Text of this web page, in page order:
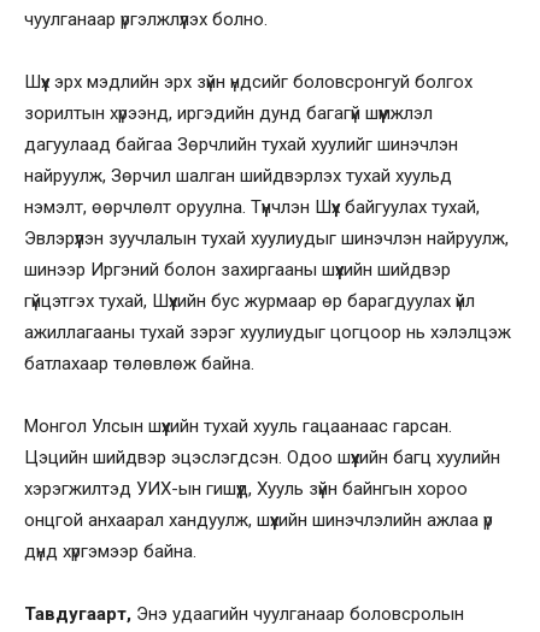
чуулганаар үргэлжлүүлэх болно.
Шүүх эрх мэдлийн эрх зүйн үндсийг боловсронгуй болгох
зорилтын хүрээнд, иргэдийн дунд багагүй шүүмжлэл
дагуулаад байгаа Зөрчлийн тухай хуулийг шинэчлэн
найруулж, Зөрчил шалган шийдвэрлэх тухай хуульд
нэмэлт, өөрчлөлт оруулна. Түүнчлэн Шүүх байгуулах тухай,
Эвлэрүүлэн зуучлалын тухай хуулиудыг шинэчлэн найруулж,
шинээр Иргэний болон захиргааны шүүхийн шийдвэр
гүйцэтгэх тухай, Шүүхийн бус журмаар өр барагдуулах үйл
ажиллагааны тухай зэрэг хуулиудыг цогцоор нь хэлэлцэж
батлахаар төлөвлөж байна.
Монгол Улсын шүүхийн тухай хууль гацаанаас гарсан.
Цэцийн шийдвэр эцэслэгдсэн. Одоо шүүхийн багц хуулийн
хэрэгжилтэд УИХ-ын гишүүд, Хууль зүйн байнгын хороо
онцгой анхаарал хандуулж, шүүхийн шинэчлэлийн ажлаа үр
дүнд хүргэмээр байна.
Тавдугаарт, Энэ удаагийн чуулганаар боловсролын